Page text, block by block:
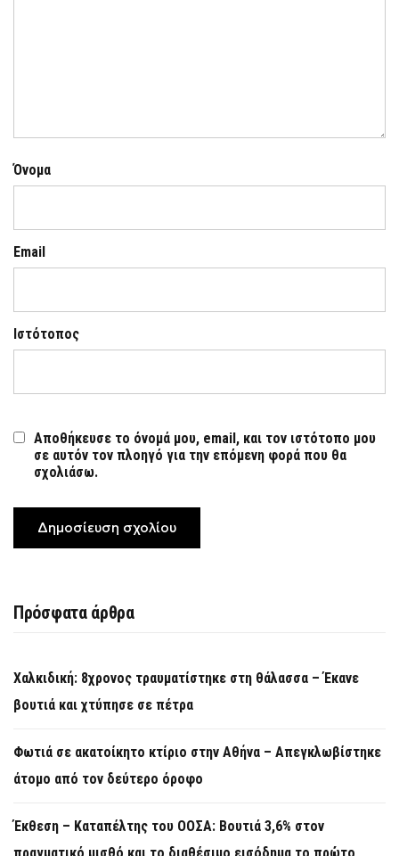
Όνομα
Email
Ιστότοπος
Αποθήκευσε το όνομά μου, email, και τον ιστότοπο μου
σε αυτόν τον πλοηγό για την επόμενη φορά που θα
σχολιάσω.
Πρόσφατα άρθρα
Χαλκιδική: 8χρονος τραυματίστηκε στη θάλασσα – Έκανε
βουτιά και χτύπησε σε πέτρα
Φωτιά σε ακατοίκητο κτίριο στην Αθήνα – Απεγκλωβίστηκε
άτομο από τον δεύτερο όροφο
Έκθεση – Καταπέλτης του ΟΟΣΑ: Βουτιά 3,6% στον